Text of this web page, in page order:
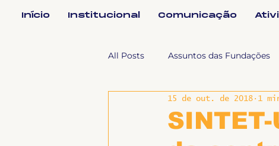
Início Institucional Comunicação
All Posts Assuntos das Fundações
Assuntos Jurídicos e Relação de Tra
15 de out. de 2018 1